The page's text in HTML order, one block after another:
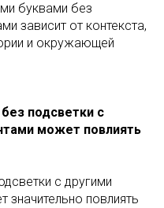
буквами без
зависит от контекста,
и окружающей
подсветки с
может повлиять
с другими
повлиять